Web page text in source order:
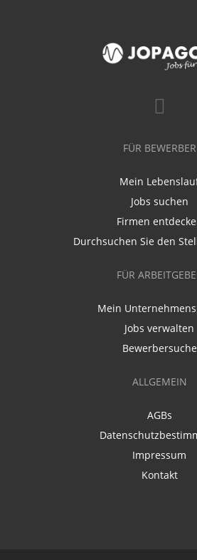
FÜR BEWERBER
Mein
Jobs suchen
Firmen
Durchsuchen Sie den
FÜR
Mein
Jobs verwalten
Bewerbersuche
ALLGEMEIN
AGBs
Impressum
Kontakt